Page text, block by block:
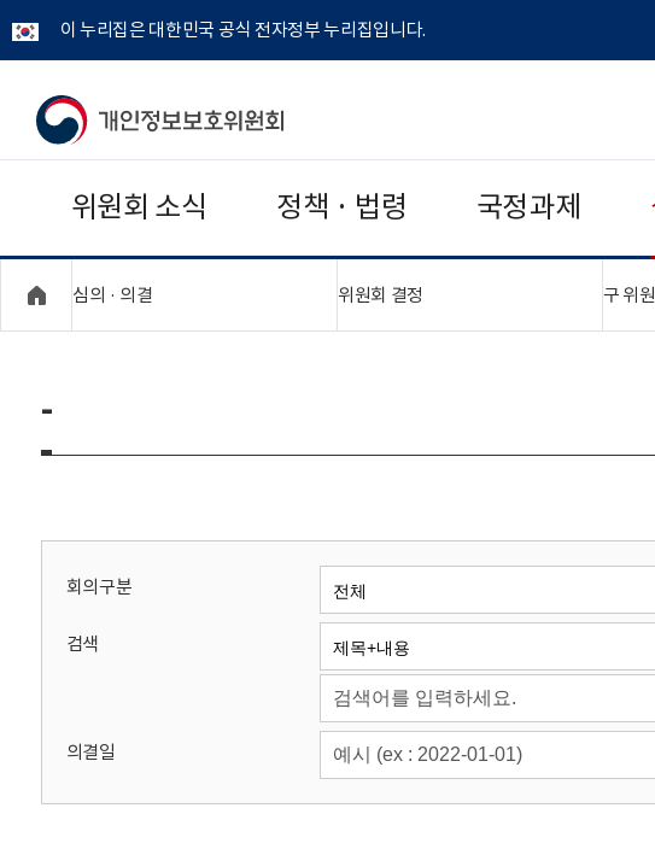
이 누리집은 대한민국 공식 전자정부 누리집입니다.
개
보
보
위
회
위원회 소식 정책 · 법령 국정과제
심의 · 의결 위원회 결정 구 위
-
회의구분
검색
의결일